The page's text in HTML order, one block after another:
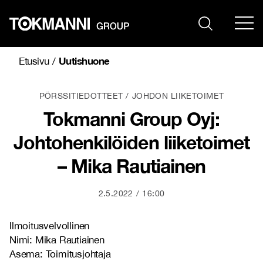
sisältöön
Etusivu/ Uutishuone
PÖRSSITIEDOTTEET JOHDON LIIKETOIMET
Tokmanni Group Oyj:
Johtohenkilöiden liiketoimet
– Mika Rautiainen
2.5.2022 16:00
Ilmoitusvelvollinen
Nimi: Mika Rautiainen
Asema: Toimitusjohtaja